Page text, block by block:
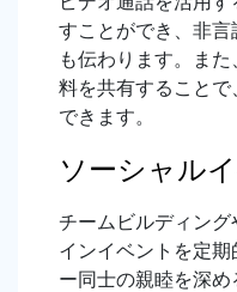
すことができ、非
も伝わります。ま
料を共有すること
できます。
ソーシャル
チームビルディン
インイベントを定
ー同士の親睦を深